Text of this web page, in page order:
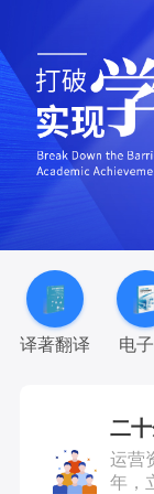
译著翻译 电
二
运营
年，